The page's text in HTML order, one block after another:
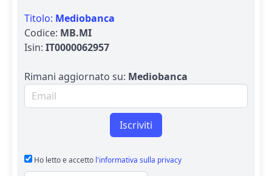
Titolo: Mediobanca
Codice: MB.MI
Isin: IT0000062957
Rimani aggiornato su: Mediobanca
Email per newsletter
Iscriviti
Ho letto e accetto l'informativa sulla privacy